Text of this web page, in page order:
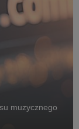
muzycznego